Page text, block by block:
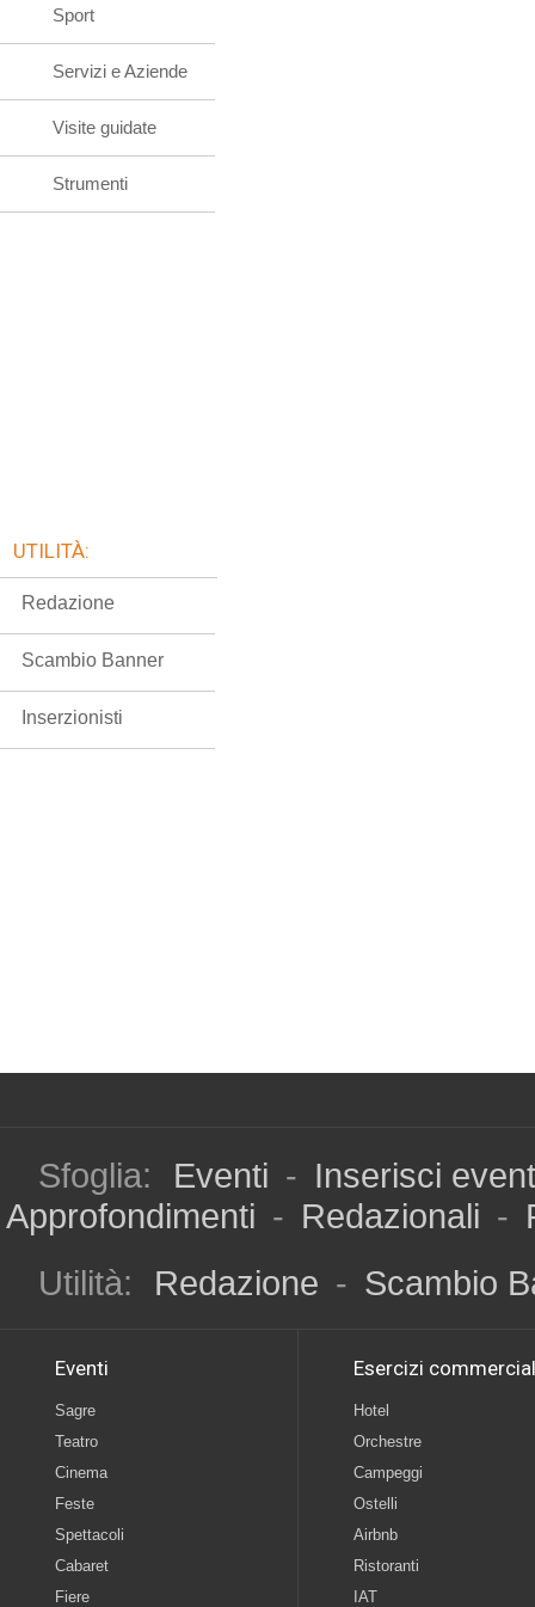
Sport
Servizi e Aziende
Visite guidate
Strumenti
UTILITÀ:
Redazione
Scambio Banner
Inserzionisti
Sfoglia: Eventi - Inserisci
Approfondimenti - Redazionali -
Utilità:
Redazione - Scambio
Eventi
Sagre
Teatro
Cinema
Feste
Spettacoli
Cabaret
Fiere
Esercizi
Hotel
Orchestre
Campeggi
Ostelli
Airbnb
Ristoranti
IAT